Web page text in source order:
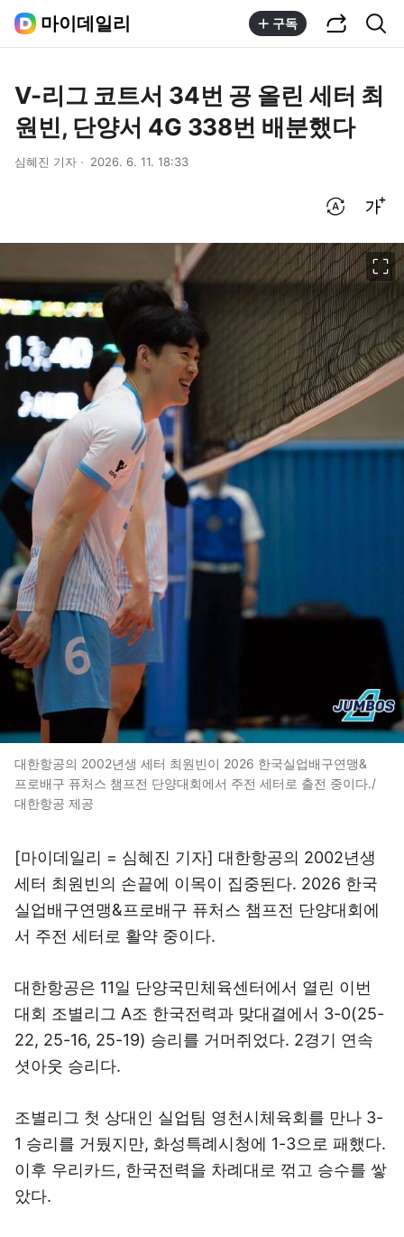
마이데일리 구독
V-리그 코트서 34번 공 올린 세터 최
원빈, 단양서 4G 338번 배분했다
심혜진 기자 2026. 6. 11. 18:33
대한항공의 2002년생 세터 최원빈이 2026 한국실업배구연맹&
프로배구 퓨처스 챔프전 단양대회에서 주전 세터로 출전 중이다./
대한항공 제공
[마이데일리 = 심혜진 기자] 대한항공의 2002년생
세터 최원빈의 손끝에 이목이 집중된다. 2026 한국
실업배구연맹&프로배구 퓨처스 챔프전 단양대회에
서 주전 세터로 활약 중이다.
대한항공은 11일 단양국민체육센터에서 열린 이번
대회 조별리그 A조 한국전력과 맞대결에서 3-0(25-
22, 25-16, 25-19) 승리를 거머쥐었다. 2경기 연속
셧아웃 승리다.
조별리그 첫 상대인 실업팀 영천시체육회를 만나 3-
1 승리를 거뒀지만, 화성특례시청에 1-3으로 패했다.
이후 우리카드, 한국전력을 차례대로 꺾고 승수를 쌓
았다.